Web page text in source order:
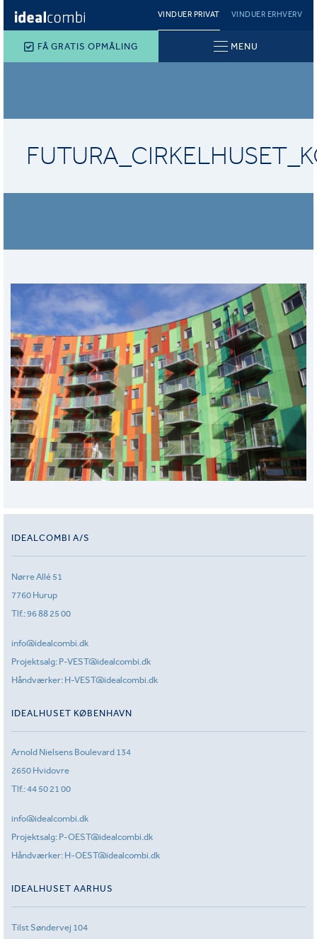
VINDUER PRIVAT VINDUER ERHVERV
FÅ GRATIS OPMÅLING MENU
IDEALCOMBI A/S
Nørre Allé 51
7760 Hurup
Tlf.:96 88 25 00
info@idealcombi.dk
Projektsalg: P-VEST@idealcombi.dk
Håndværker: H-VEST@idealcombi.dk
IDEALHUSET KØBENHAVN
Arnold Nielsens Boulevard 134
2650 Hvidovre
Tlf.:44 50 21 00
info@idealcombi.dk
Projektsalg: P-OEST@idealcombi.dk
Håndværker: H-OEST@idealcombi.dk
IDEALHUSET AARHUS
Tilst Søndervej 104